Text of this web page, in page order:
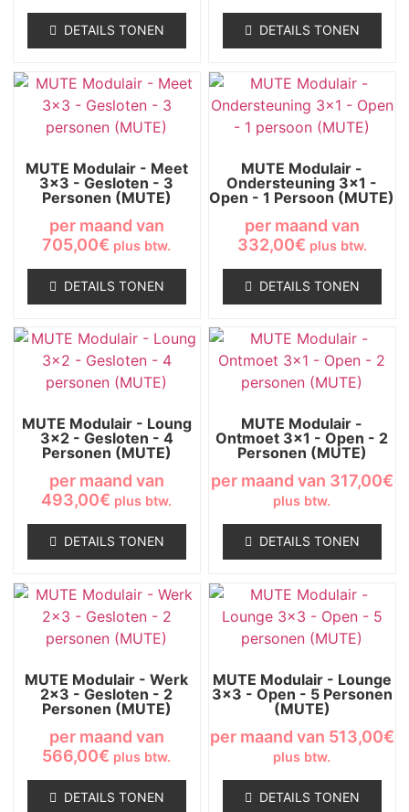
DETAILS TONEN DETAILS TONEN
MUTE Modulair - Meet
3x3 - Gesloten - 3
Personen (MUTE)
per maand van
705,00€ plus btw.
DETAILS TONEN
MUTE Modulair -
Ondersteuning 3x1 -
Open - 1 Persoon (MUTE)
per maand van
332,00€ plus btw.
DETAILS TONEN
MUTE Modulair - Loung
3x2 - Gesloten - 4
Personen (MUTE)
per maand van
493,00€ plus btw.
DETAILS TONEN
MUTE Modulair -
Ontmoet 3x1 - Open - 2
Personen (MUTE)
per maand van 317,00€
plus btw.
DETAILS TONEN
MUTE Modulair - Werk
2x3 - Gesloten - 2
Personen (MUTE)
per maand van
566,00€ plus btw.
DETAILS TONEN
MUTE Modulair - Lounge
3x3 - Open - 5 Personen
(MUTE)
per maand van 513,00€
plus btw.
DETAILS TONEN